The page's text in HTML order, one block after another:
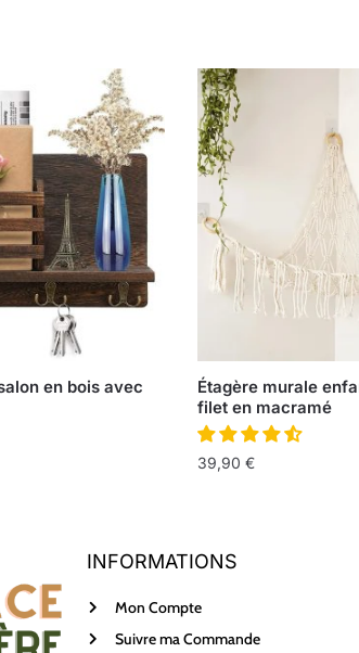
en bois avec
Étagère murale
filet en macramé
39,90 €
INFORMATIONS
Mon Compte
Suivre ma Commande